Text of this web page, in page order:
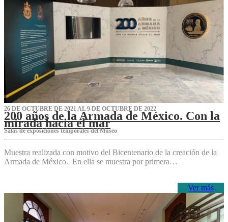
26 DE OCTUBRE DE 2021 AL 9 DE OCTUBRE DE 2022
200 años de la Armada de México. Con la
mirada hacia el mar
Salas de exposiciones temporales del Museo‌
Muestra realizada con motivo del Bicentenario de la creación de la
Armada de México. En ella se muestra por primera…
Ver más